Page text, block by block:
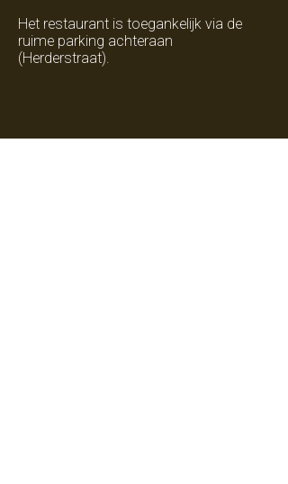
Het restaurant is toegankelijk via de
ruime parking achteraan
(Herderstraat).